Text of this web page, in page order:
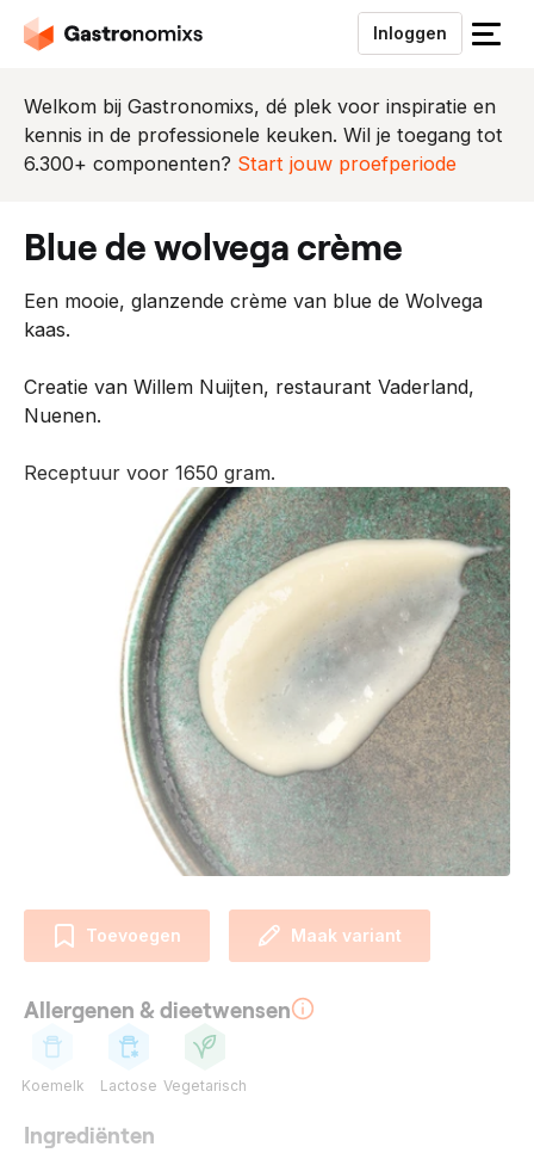
Inloggen
S
u
i
e
Welkom bij Gastronomixs, dé plek voor inspiratie en
kennis in de professionele keuken. Wil je toegang tot
6.300+ componenten? Start jouw proefperiode
blue de wolvega crème
Een mooie, glanzende crème van blue de Wolvega
kaas.
Creatie van Willem Nuijten, restaurant Vaderland,
Nuenen.
Receptuur voor 1650 gram.
Toevoegen Maak variant
Allergenen & dieetwensen
Koemelk Lactose Vegetarisch
Ingrediënten